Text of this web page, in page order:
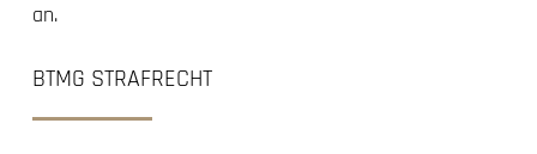
an.
BTMG STRAFRECHT